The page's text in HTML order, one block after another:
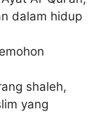
dalam hidup
shaleh,
yang